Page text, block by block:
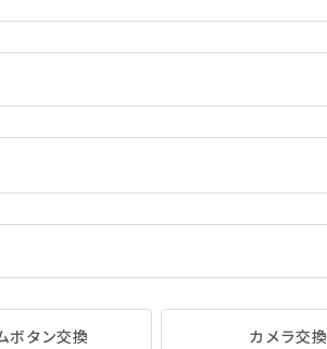
ボタン交換 カメラ交換